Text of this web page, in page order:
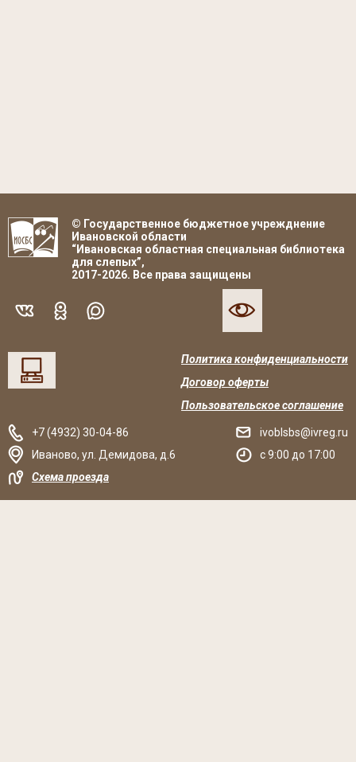
© Государственное бюджетное учрежднение
Ивановской области
“Ивановская областная специальная библиотека
для слепых”,
2017-2026. Все права защищены
Политика конфиденциальности
Договор оферты
Пользовательское соглашение
+7 (4932) 30-04-86
Иваново, ул. Демидова, д.6
Схема проезда
ivoblsbs@ivreg.ru
c 9:00 до 17:00